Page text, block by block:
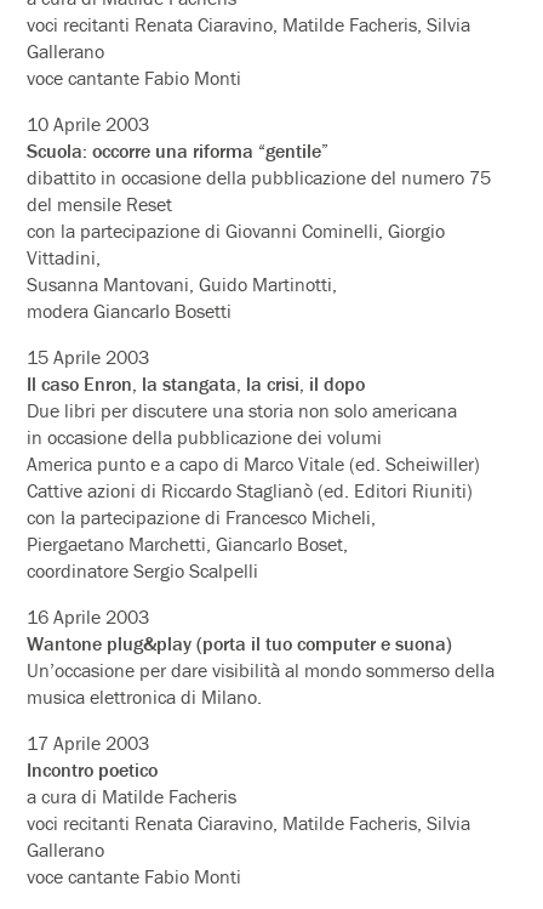
voci recitanti Renata Ciaravino, Matilde Facheris, Silvia
Gallerano
voce cantante Fabio Monti
10 Aprile 2003
Scuola: occorre una riforma “gentile”
dibattito in occasione della pubblicazione del numero 75
del mensile Reset
con la partecipazione di Giovanni Cominelli, Giorgio
Vittadini,
Susanna Mantovani, Guido Martinotti,
modera Giancarlo Bosetti
15 Aprile 2003
Il caso Enron, la stangata, la crisi, il dopo
Due libri per discutere una storia non solo americana
in occasione della pubblicazione dei volumi
America punto e a capo di Marco Vitale (ed. Scheiwiller)
Cattive azioni di Riccardo Staglianò (ed. Editori Riuniti)
con la partecipazione di Francesco Micheli,
Piergaetano Marchetti, Giancarlo Boset,
coordinatore Sergio Scalpelli
16 Aprile 2003
Wantone plug&play (porta il tuo computer e suona)
Un’occasione per dare visibilità al mondo sommerso della
musica elettronica di Milano.
17 Aprile 2003
Incontro poetico
a cura di Matilde Facheris
voci recitanti Renata Ciaravino, Matilde Facheris, Silvia
Gallerano
voce cantante Fabio Monti